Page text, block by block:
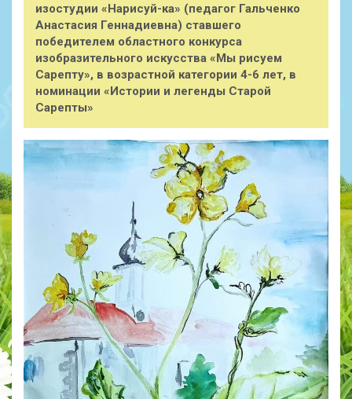
изостудии «Нарисуй-ка» (педагог Гальченко
Анастасия Геннадиевна) ставшего
победителем областного конкурса
изобразительного искусства «Мы рисуем
Сарепту», в возрастной категории 4-6 лет, в
номинации «Истории и легенды Старой
Сарепты»